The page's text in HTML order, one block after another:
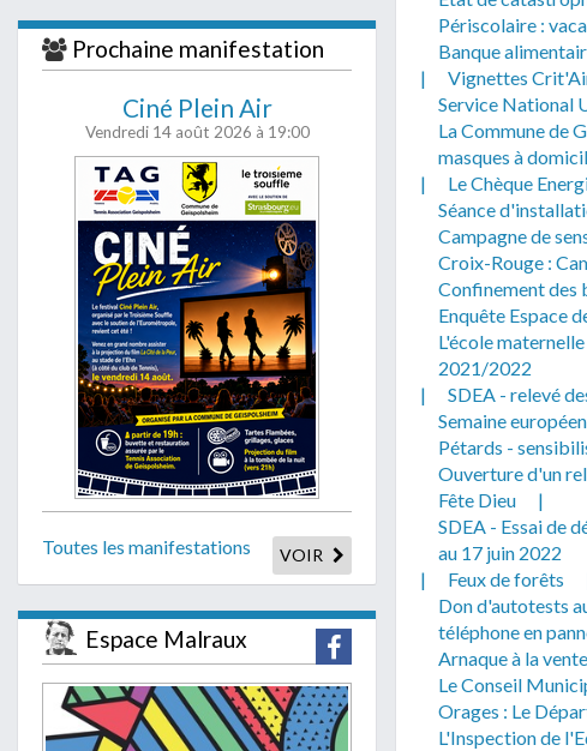
Périscolaire :
Banque
|
Vignettes
Service National
La Commune de
masques à
|
Le Chèque
Séance
Campagne de
Croix-Rouge :
Confinement des
Enquête Espace
L'école
2021/2022
|
SDEA - relevé
Semaine
Pétards -
Ouverture d'un
Fête Dieu
|
SDEA - Essai de
au 17 juin 2022
|
Feux de forêts
Don d'autotests
téléphone en
Arnaque à la
Le Conseil
Orages : Le
L'Inspection de
Prochaine manifestation
Ciné Plein Air
Vendredi 14 août 2026 à 19:00
Toutes les manifestations VOIR
Espace Malraux
j'accepte que
soient traitées par